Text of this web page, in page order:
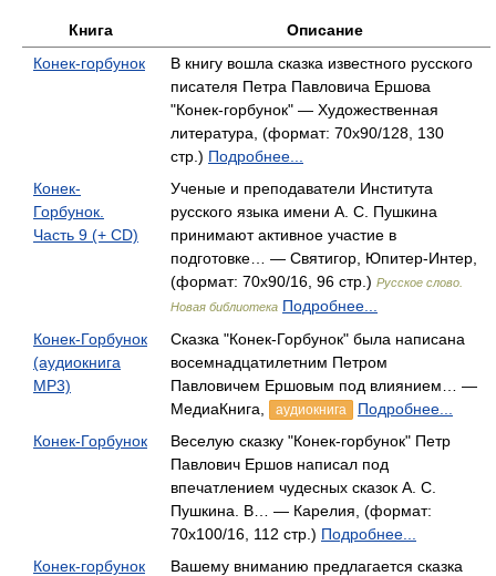
Книга
Описание
Конек-горбунок
В книгу вошла сказка известного русского
писателя Петра Павловича Ершова
"Конек-горбунок" — Художественная
литература, (формат: 70x90/128, 130
стр.) Подробнее...
Конек-
Горбунок.
Часть 9 (+ CD)
Ученые и преподаватели Института
русского языка имени А. С. Пушкина
принимают активное участие в
подготовке… — Святигор, Юпитер-Интер,
(формат: 70x90/16, 96 стр.) Русское слово.
Новая библиотека Подробнее...
Конек-Горбунок
(аудиокнига
MP3)
Сказка "Конек-Горбунок" была написана
восемнадцатилетним Петром
Павловичем Ершовым под влиянием… —
МедиаКнига,
аудиокнига
Подробнее...
Конек-Горбунок
Веселую сказку "Конек-горбунок" Петр
Павлович Ершов написал под
впечатлением чудесных сказок А. С.
Пушкина. В… — Карелия, (формат:
70x100/16, 112 стр.) Подробнее...
Конек-горбунок
Вашему вниманию предлагается сказка